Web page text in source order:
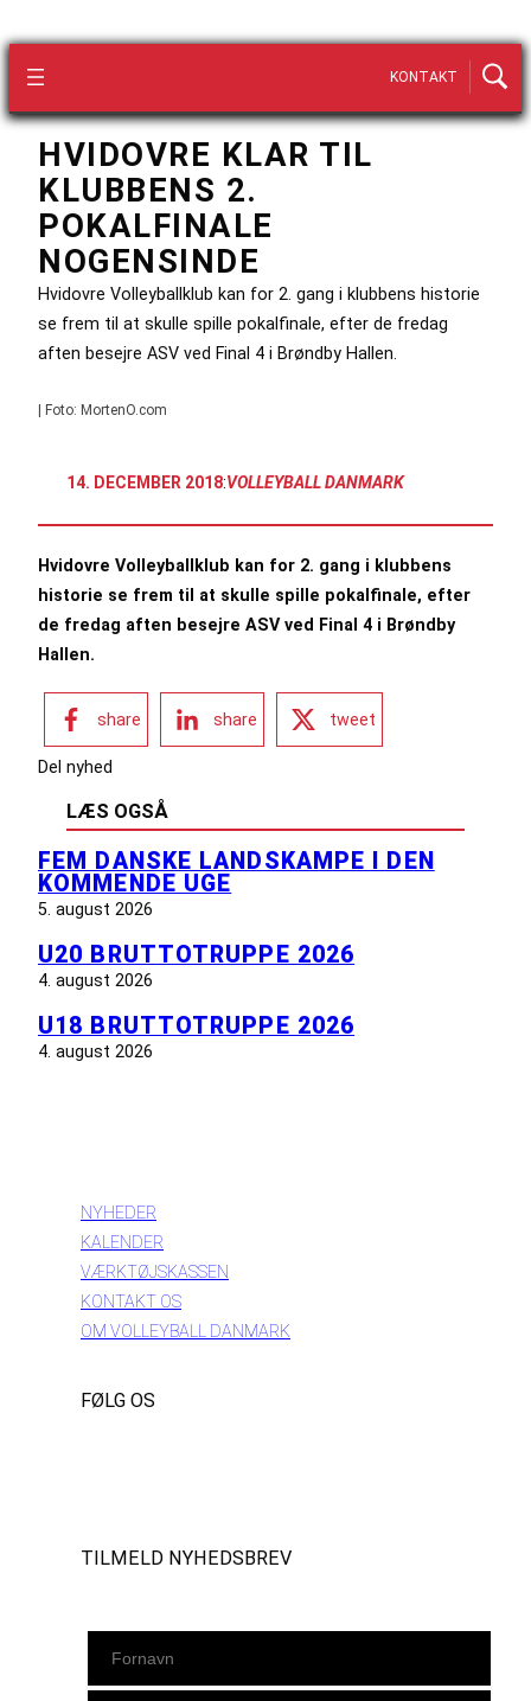
KONTAKT
HVIDOVRE KLAR TIL
KLUBBENS 2.
POKALFINALE
NOGENSINDE
Hvidovre Volleyballklub kan for 2. gang i klubbens historie
se frem til at skulle spille pokalfinale, efter de fredag
aften besejre ASV ved Final 4 i Brøndby Hallen.
| Foto: MortenO.com
14. DECEMBER 2018:VOLLEYBALL DANMARK
Hvidovre Volleyballklub kan for 2. gang i klubbens
historie se frem til at skulle spille pokalfinale, efter
de fredag aften besejre ASV ved Final 4 i Brøndby
Hallen.
share share tweet
Del nyhed
LÆS OGSÅ
FEM DANSKE LANDSKAMPE I DEN
KOMMENDE UGE
5. august 2026
U20 BRUTTOTRUPPE 2026
4. august 2026
U18 BRUTTOTRUPPE 2026
4. august 2026
NYHEDER
KALENDER
VÆRKTØJSKASSEN
KONTAKT OS
OM VOLLEYBALL DANMARK
FØLG OS
TILMELD NYHEDSBREV